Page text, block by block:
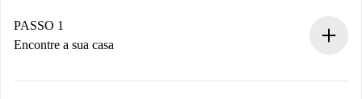
PASSO 1
Encontre a sua casa